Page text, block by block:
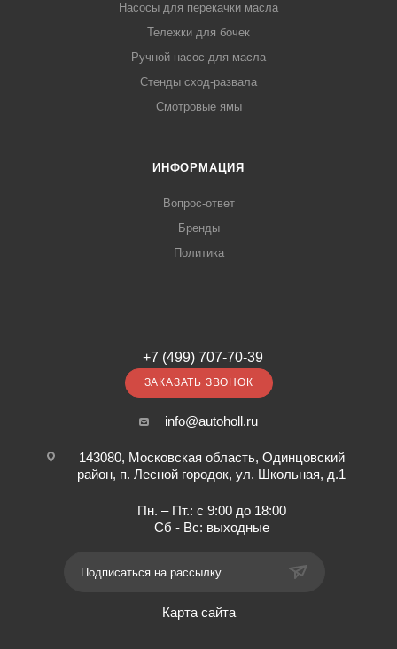
Насосы для перекачки масла
Тележки для бочек
Ручной насос для масла
Стенды сход-развала
Смотровые ямы
ИНФОРМАЦИЯ
Вопрос-ответ
Бренды
Политика
+7 (499) 707-70-39
ЗАКАЗАТЬ ЗВОНОК
info@autoholl.ru
143080, Московская область, Одинцовский
район, п. Лесной городок, ул. Школьная, д.1
Пн. – Пт.: с 9:00 до 18:00
Сб - Вс: выходные
Подписаться на рассылку
Карта сайта